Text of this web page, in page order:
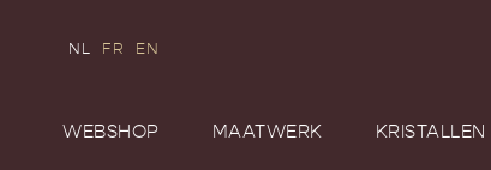
NL FR EN
WEBSHOP MAATWERK KRISTALLEN